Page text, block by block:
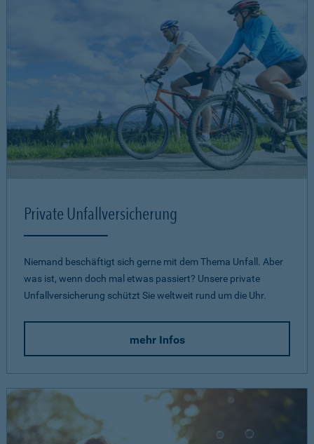
Private Unfallversicherung
Niemand beschäftigt sich gerne mit dem Thema Unfall. Aber
was ist, wenn doch mal etwas passiert? Unsere private
Unfallversicherung schützt Sie weltweit rund um die Uhr.
mehr Infos